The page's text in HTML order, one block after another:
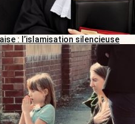
: l’islamisation silencieuse